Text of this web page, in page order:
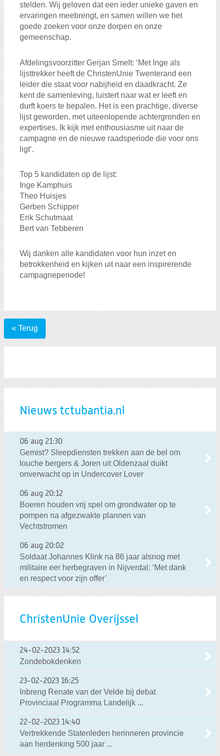
stelden. Wij geloven dat een ieder unieke gaven en
ervaringen meebrengt, en samen willen we het
goede zoeken voor onze dorpen en onze
gemeenschap.
Afdelingsvoorzitter Gerjan Smelt: ‘Met Inge als
lijsttrekker heeft de ChristenUnie Twenterand een
leider die staat voor nabijheid en daadkracht. Ze
kent de samenleving, luistert naar wat er leeft en
durft koers te bepalen. Het is een prachtige, diverse
lijst geworden, met uiteenlopende achtergronden en
expertises. Ik kijk met enthousiasme uit naar de
campagne en de nieuwe raadsperiode die voor ons
ligt’.
Top 5 kandidaten op de lijst:
Inge Kamphuis
Theo Huisjes
Gerben Schipper
Erik Schutmaat
Bert van Tebberen
Wij danken alle kandidaten voor hun inzet en
betrokkenheid en kijken uit naar een inspirerende
campagneperiode!
« Terug
Nieuws tctubantia.nl
06 aug 21:30
Gemist? Sleepdiensten trekken aan de bel om
louche bergers & Joren uit Oldenzaal duikt
onverwacht op in Undercover Lover
06 aug 20:12
Boeren houden vrij spel om grondwater op te
pompen na afgezwakte plannen van
Vechtstromen
06 aug 20:02
Soldaat Johannes Klink na 86 jaar alsnog met
militaire eer herbegraven in Nijverdal: ‘Met dank
en respect voor zijn offer’
ChristenUnie Overijssel
24-02-2023 14:52
Zondebokdenken
23-02-2023 16:25
Inbreng Renate van der Velde bij debat
Provinciaal Programma Landelijk ...
22-02-2023 14:40
Vertrekkende Statenleden herinneren provincie
aan herdenking 500 jaar ...